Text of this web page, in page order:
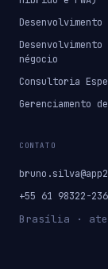
négocio
Consultoria
Gerenciamento
CONTATO
+55 61 98322-
Brasília ·